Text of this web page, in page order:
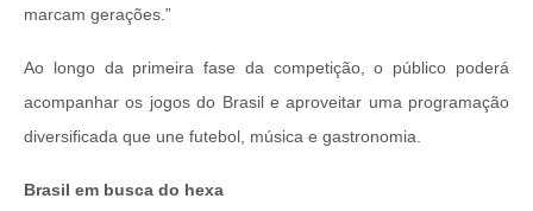
marcam gerações.”
Ao longo da primeira fase da competição, o público poderá
acompanhar os jogos do Brasil e aproveitar uma programação
diversificada que une futebol, música e gastronomia.
Brasil em busca do hexa